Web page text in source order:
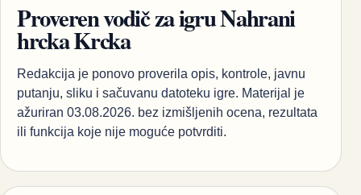
Proveren vodič za igru Nahrani
hrcka Krcka
Redakcija je ponovo proverila opis, kontrole, javnu
putanju, sliku i sačuvanu datoteku igre. Materijal je
ažuriran 03.08.2026. bez izmišljenih ocena, rezultata
ili funkcija koje nije moguće potvrditi.